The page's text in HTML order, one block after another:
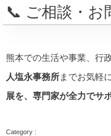
📞 ご相談・お
熊本での生活や事業、行
人塩永事務所までお気軽
展を、専門家が全力でサ